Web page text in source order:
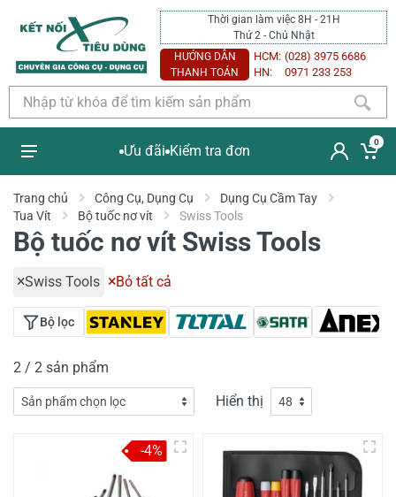
Thời gian làm việc 8H - 21H
Thứ 2 - Chủ Nhật
HƯỚNG DẪN
THANH TOÁN
HCM: (028) 3975 6686
HN:
0971 233 253
Ưu đãi Kiểm tra đơn
0
Trang chủ Công Cụ, Dụng Cụ
Dụng Cụ Cầm Tay
Tua Vít
Bộ tuốc nơ vít Swiss Tools
Bộ tuốc nơ vít Swiss Tools
Swiss Tools Bỏ tất cả
Bộ lọc
2 / 2 sản phẩm
Hiển thị
-4%